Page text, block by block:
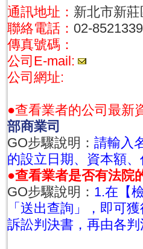
通訊地址： 新北市新
聯絡電話： 02-
傳真號碼：
公司E-mail:
公司網址:
●查看業者的公司最新
部商業司
GO步驟說明： 請輸入
的設立日期、資本額
●查看業者是否有法院
GO步驟說明： 1.在【
「送出查詢」，即可
訴訟判決書，再由各